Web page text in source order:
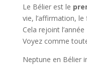
Le Bélier est le
vie, l’affirmation, le
Cela rejoint
Voyez comme
Neptune en Bélier